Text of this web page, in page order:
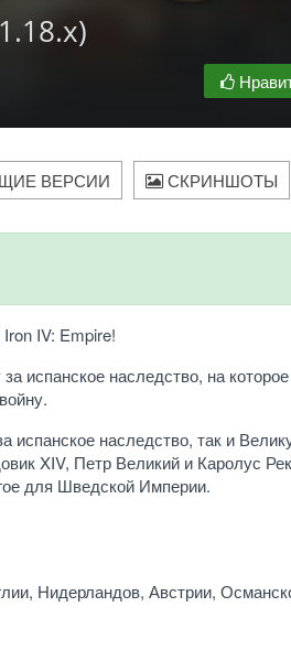
ВЕРСИИ СКРИНШОТЫ
IV: Empire!
испанское наследство, на
испанское наследство, так и
XIV, Петр Великий и Каролус
для Шведской Империи.
Нидерландов, Австрии,